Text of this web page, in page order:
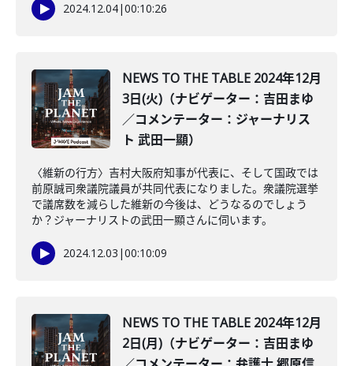
2024.12.04|00:10:26
NEWS TO THE TABLE 2024年12月
3日(火)（ナビゲーター：吉田まゆ
／コメンテーター：ジャーナリス
ト 武田一顯）
〈維新の行方〉吉村大阪府知事が代表に、そして国政では
前原誠司衆議院議員が共同代表になりました。衆議院選挙
で議席数を減らした維新の今後は、どうなるのでしょう
か？ジャーナリストの武田一顯さんに伺います。
2024.12.03 |00:10:09
NEWS TO THE TABLE 2024年12月
2日(月)（ナビゲーター：吉田まゆ